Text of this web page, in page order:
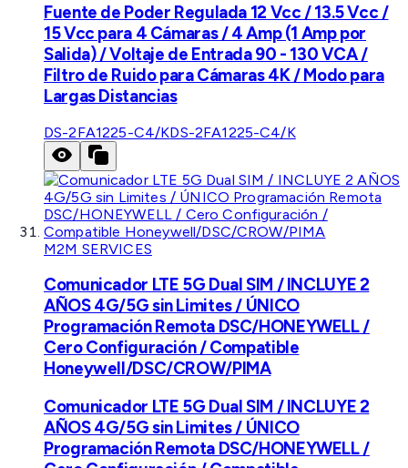
Fuente de Poder Regulada 12 Vcc / 13.5 Vcc /
15 Vcc para 4 Cámaras / 4 Amp (1 Amp por
Salida) / Voltaje de Entrada 90 - 130 VCA /
Filtro de Ruido para Cámaras 4K / Modo para
Largas Distancias
DS-2FA1225-C4/KDS-2FA1225-C4/K
M2M SERVICES
Comunicador LTE 5G Dual SIM / INCLUYE 2
AÑOS 4G/5G sin Limites / ÚNICO
Programación Remota DSC/HONEYWELL /
Cero Configuración / Compatible
Honeywell/DSC/CROW/PIMA
Comunicador LTE 5G Dual SIM / INCLUYE 2
AÑOS 4G/5G sin Limites / ÚNICO
Programación Remota DSC/HONEYWELL /